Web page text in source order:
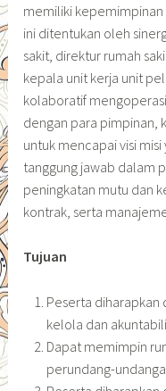
memiliki
ini ditentukan oleh
sakit, direktur rumah
kepala unit kerja unit
kolaboratif
dengan para pimpinan,
untuk mencapai visi
tanggung jawab dalam
peningkatan mutu dan
kontrak, serta
Tujuan
Peserta
kelola dan
Dapat memimpin
perundang-